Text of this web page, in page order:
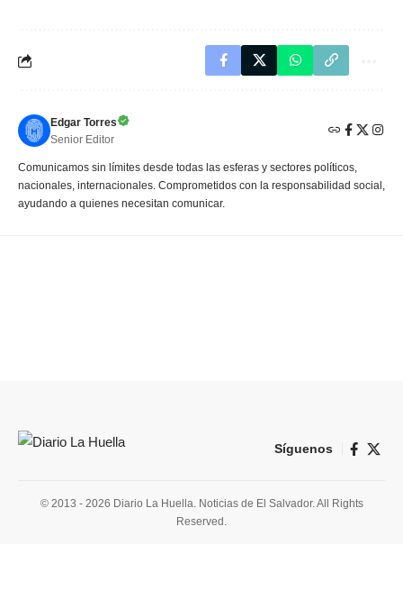
Edgar Torres
Senior Editor
Comunicamos sin límites desde todas las esferas y sectores políticos,
nacionales, internacionales. Comprometidos con la responsabilidad social,
ayudando a quienes necesitan comunicar.
Síguenos
© 2013 - 2026 Diario La Huella. Noticias de El Salvador. All Rights
Reserved.